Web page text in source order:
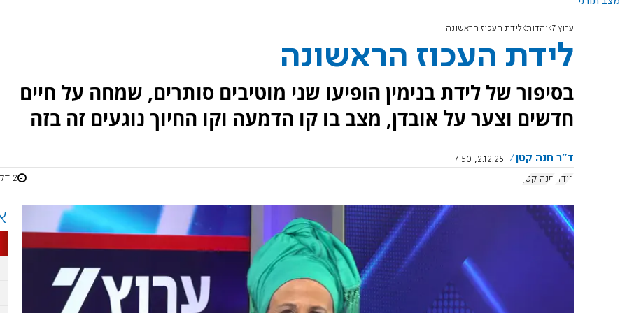
ערוץ 7 יהדות לידת העכוז הראשונה
לידת העכוז הראשונה
בסיפור של לידת בנימין הופיעו שני מוטיבים סותרים, שמחה על חיים
חדשים וצער על אובדן, מצב בו קו הדמעה וקו החיוך נוגעים זה בזה
ד"ר חנה קטן
2.12.25, 7:50
לידה
חנה קטן 2 דקות